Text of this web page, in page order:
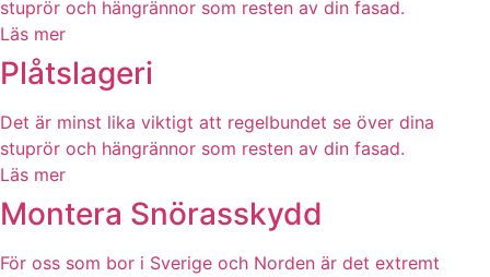
stuprör och hängrännor som resten av din fasad.
Läs mer
Plåtslageri
Det är minst lika viktigt att regelbundet se över dina
stuprör och hängrännor som resten av din fasad.
Läs mer
Montera Snörasskydd
För oss som bor i Sverige och Norden är det extremt